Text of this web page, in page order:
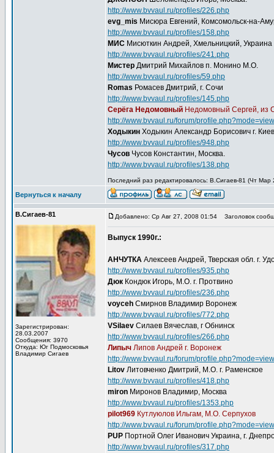
http://www.bvvaul.ru/profiles/226.php
evg_mis Мисюра Евгений, Комсомольск-на-
http://www.bvvaul.ru/profiles/158.php
МИС Мисюткин Андрей, Хмельницкий, Украина
http://www.bvvaul.ru/profiles/241.php
Мистер Дмитрий Михайлов п. Монино М.О.
http://www.bvvaul.ru/profiles/59.php
Romas Ромасев Дмитрий, г. Сочи
http://www.bvvaul.ru/profiles/145.php
Серёга Недомовный Недомовный Сергей, из
http://www.bvvaul.ru/forum/
Ходыкин Ходыкин Александр Борисович г. Киев
http://www.bvvaul.ru/profiles/948.php
Чусов Чусов Константин, Москва.
http://www.bvvaul.ru/profiles/138.php
Последний раз редактировалось: В.Сигаев-81 (Чт Мар
Вернуться к началу
В.Сигаев-81
Зарегистрирован:
28.03.2007
Сообщения: 3970
Откуда: Юг Подмосковья
Владимир Сигаев
Добавлено: Ср Авг 27, 2008 01:54 Заголовок
Выпуск 1990г.:
АНЧУТКА Алексеев Андрей, Тверская обл. г.
http://www.bvvaul.ru/profiles/935.php
Дюк Кондюк Игорь, М.О. г. Протвино
http://www.bvvaul.ru/profiles/236.php
voyceh Смирнов Владимир Воронеж
http://www.bvvaul.ru/profiles/772.php
VSilaev Силаев Вячеслав, г Обнинск
http://www.bvvaul.ru/profiles/266.php
Липыч Липов Андрей г. Воронеж
http://www.bvvaul.ru/forum/
Litov Литовченко Дмитрий, М.О. г. Раменское
http://www.bvvaul.ru/profiles/418.php
miron Миронов Владимир, Москва
http://www.bvvaul.ru/profiles/1353.php
pilot969 Кутлуюлов Ильгам, М.О. Серпухов
http://www.bvvaul.ru/forum/
PUP Портной Олег Иванович Украина, г.
http://www.bvvaul.ru/profiles/317.php